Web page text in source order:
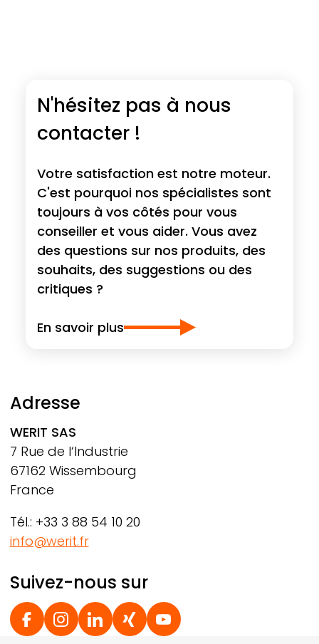
N'hésitez pas à nous
contacter !
Votre satisfaction est notre moteur.
C'est pourquoi nos spécialistes sont
toujours à vos côtés pour vous
conseiller et vous aider. Vous avez
des questions sur nos produits, des
souhaits, des suggestions ou des
critiques ?
En savoir plus
Adresse
WERIT SAS
7 Rue de l‘Industrie
67162 Wissembourg
France
Tél.: +33 3 88 54 10 20
info@werit.fr
Suivez-nous sur
Social Footer